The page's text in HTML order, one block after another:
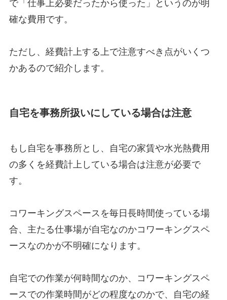
で「仕事上必要だったから使った」というのが明
確な費用です。
ただし、経費計上する上で注意すべき点がいくつ
かあるので紹介します。
自宅を事務所扱いにしている場合は注意
もし自宅を事務所とし、自宅の家賃や水光熱費用
の多くを経費計上している場合は注意が必要で
す。
コワーキングスペースを毎日長時間使っている場
合、主たる仕事場が自宅なのかコワーキングスペ
ースなのかが不明確になります。
自宅での作業が何時間なのか、コワーキングスペ
ースでの作業時間がどの程度なのかで、自宅の経